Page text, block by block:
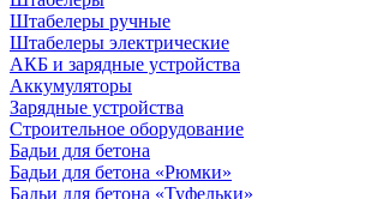
Штабелеры ручные
Штабелеры электрические
АКБ и зарядные устройства
Аккумуляторы
Зарядные устройства
Строительное оборудование
Бадьи для бетона
Бадьи для бетона «Рюмки»
Бадьи для бетона «Туфельки»